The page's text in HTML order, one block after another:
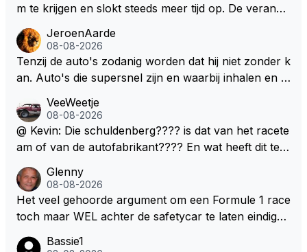
m te krijgen en slokt steeds meer tijd op. De verande
en zullen ben ik bang niet het gewenste effect hebb
en. Mocht het wel zo zijn dan zal het 3 jaar zijn, hoo
guit 5 jaar maar echt niet langer. Vergeet niet, hij hee
em meer plezier gebracht dan de F1 op dit moment.
JeroenAarde
08-08-2026
Tenzij de auto's zodanig worden dat hij niet zonder k
an. Auto's die supersnel zijn en waarbij inhalen en v
ronkende motoren en op de grenzen rijden van de
mogelijkheden. Het ouderwetse racen waarbij de ma
nnen en jongens verdeeld worden. Als deze auto's g
uden dan dat hij op dit moment beweerd. Dan kan hij
zijn talenten en uitzonderlijke klasse laten zien en he
eft daar enorm veel lol aan.
VeeWeetje
08-08-2026
@ Kevin: Die schuldenberg???? is dat van het racete
am of van de autofabrikant???? En wat heeft dit te
ert nu de spindoctor van newey geworden?? Eerlijk
gezegd snap ik de de kop én het artikel niet echt.
Glenny
08-08-2026
Het veel gehoorde argument om een Formule 1 race
toch maar WEL achter de safetycar te laten eindigen
dat men vreest voor een brandstof tekort. Kennelijk
Bassie1